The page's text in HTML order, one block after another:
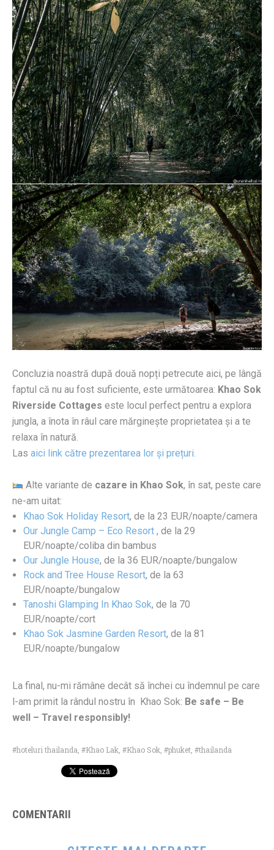
Concluzia noastră după două nopți petrecute aici, pe lângă
faptul că nu au fost suficiente, este următoarea: Khao Sok
Riverside Cottages este locul perfect pentru a explora
jungla, a înota în râul care mărginește proprietatea și a te
relaxa în natură.
Las aici link către prezentarea lor și prețuri.
Alte variante de cazare in Khao Sok, în sat, peste care
ne-am uitat:
Khao Sok Holiday Resort, de la 23 EUR/noapte/camera
Our Jungle Camp – Eco Resort , de la 29
EUR/noapte/coliba din bambus
Our Jungle House, de la 36 EUR/noapte/bungalow
Rock and Tree House Resort, de la 63
EUR/noapte/bungalow
Tanoshi Glamping In Khao Sok, de la 70
EUR/noapte/cort
Khao Sok Jasmine Garden Resort, de la 81
EUR/noapte/bungalow
La final, nu-mi rămâne decât să închei cu îndemnul pe care
l-am primit la rândul nostru în Khao Sok: Be safe – Be
well – Travel responsibly!
hoteluri thailanda Khao Lak Khao Sok phuket thailanda
COMENTARII